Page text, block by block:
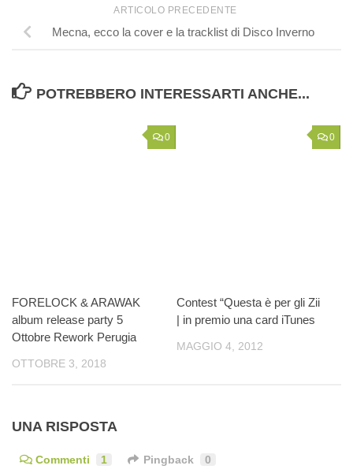
ARTICOLO PRECEDENTE
Mecna, ecco la cover e la tracklist di Disco Inverno
POTREBBERO INTERESSARTI ANCHE...
0
FORELOCK & ARAWAK
album release party 5
Ottobre Rework Perugia
OTTOBRE 3, 2018
0
Contest “Questa è per gli Zii
| in premio una card iTunes
MAGGIO 4, 2012
UNA RISPOSTA
Commenti 1 Pingback 0